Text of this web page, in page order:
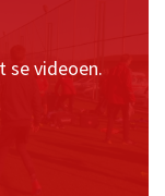
videoen.